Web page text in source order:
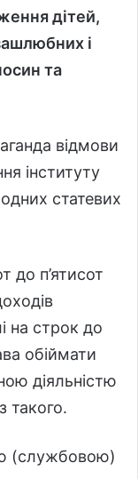
дітей,
і
та
відмови
інституту
статевих
до п’ятисот
на строк до
обіймати
діяльністю
такого.
(службовою)